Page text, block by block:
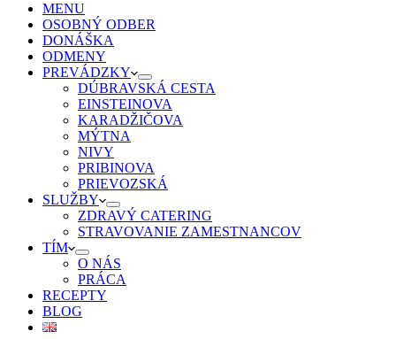
MENU
OSOBNÝ ODBER
DONÁŠKA
ODMENY
PREVÁDZKY
DÚBRAVSKÁ CESTA
EINSTEINOVA
KARADŽIČOVA
MÝTNA
NIVY
PRIBINOVA
PRIEVOZSKÁ
SLUŽBY
ZDRAVÝ CATERING
STRAVOVANIE ZAMESTNANCOV
TÍM
O NÁS
PRÁCA
RECEPTY
BLOG